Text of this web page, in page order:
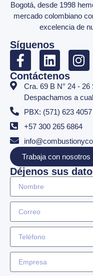
Bogotá, desde 1998
mercado colombiano
excelencia de
Síguenos
Contáctenos
Cra. 69 B N° 24 - 26
Despachamos a
PBX: (571) 623 4057
+57 300 265 6864
Trabaja con nosotros
Déjenos sus